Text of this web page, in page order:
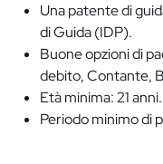
Una patente di
di Guida (IDP).
Buone opzioni di
debito, Contante,
Età minima: 21 anni.
Periodo minimo di